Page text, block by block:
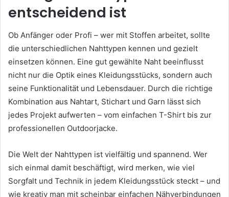
entscheidend ist
Ob Anfänger oder Profi – wer mit Stoffen arbeitet, sollte
die unterschiedlichen Nahttypen kennen und gezielt
einsetzen können. Eine gut gewählte Naht beeinflusst
nicht nur die Optik eines Kleidungsstücks, sondern auch
seine Funktionalität und Lebensdauer. Durch die richtige
Kombination aus Nahtart, Stichart und Garn lässt sich
jedes Projekt aufwerten – vom einfachen T-Shirt bis zur
professionellen Outdoorjacke.
Die Welt der Nahttypen ist vielfältig und spannend. Wer
sich einmal damit beschäftigt, wird merken, wie viel
Sorgfalt und Technik in jedem Kleidungsstück steckt – und
wie kreativ man mit scheinbar einfachen Nähverbindungen